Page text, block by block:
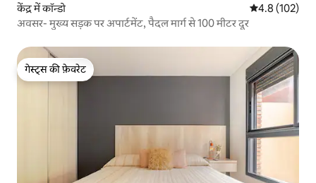
केंद्र में कॉन्डो औसत रेटिंग 5 में
4.8 (102)
अवसर- मुख्य सड़क पर अपार्टमेंट, पैदल मार्ग से 100 मीटर दूर
गेस्ट्स की फ़ेवरेट
गेस्ट्स की फ़ेवरेट